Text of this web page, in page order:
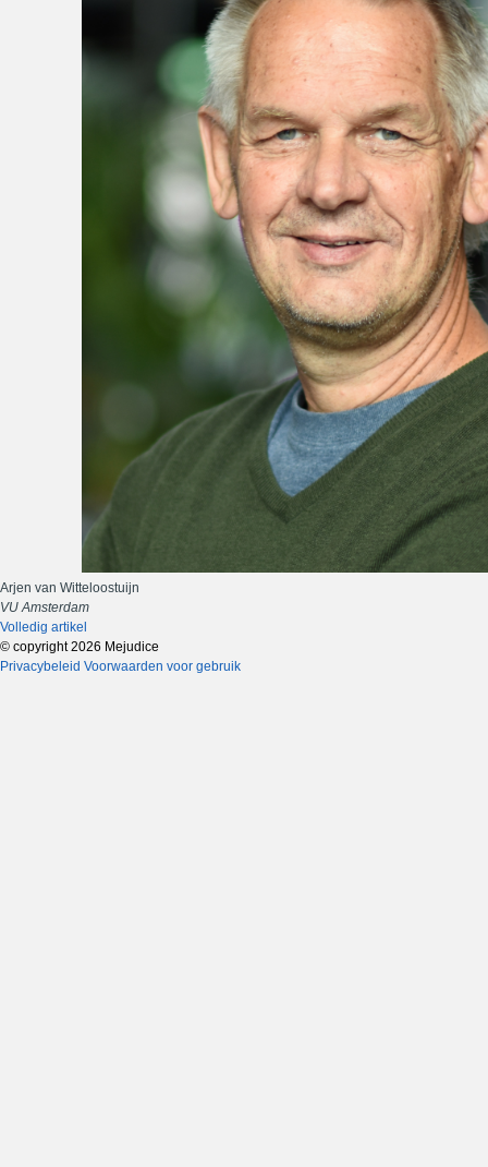
Arjen van Witteloostuijn
VU Amsterdam
Volledig artikel
© copyright 2026 Mejudice
Privacybeleid Voorwaarden voor gebruik